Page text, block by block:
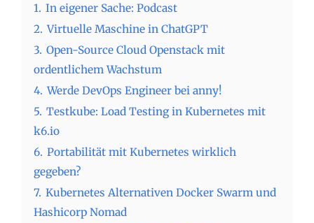
1. In eigener Sache: Podcast
2. Virtuelle Maschine in ChatGPT
3. Open-Source Cloud Openstack mit
ordentlichem Wachstum
4. Werde DevOps Engineer bei anny!
5. Testkube: Load Testing in Kubernetes mit
k6.io
6. Portabilität mit Kubernetes wirklich
gegeben?
7. Kubernetes Alternativen Docker Swarm und
Hashicorp Nomad